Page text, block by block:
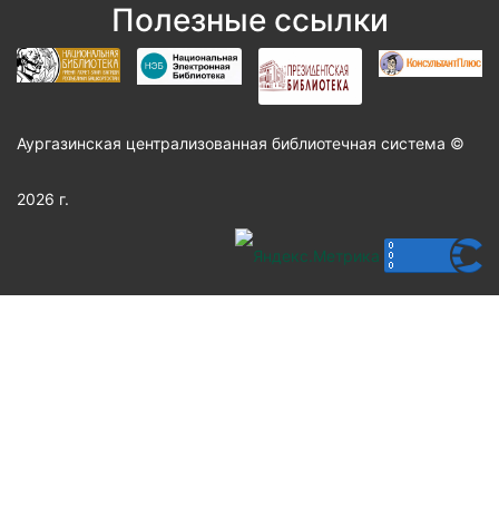
Полезные ссылки
Аургазинская централизованная библиотечная система ©
2026 г.